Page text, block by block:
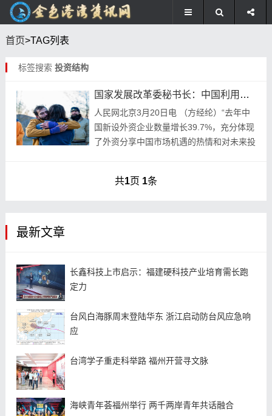
首页>TAG列表
标签搜索 投资结构
国家发展改革委秘书长：中国利用外资结构持续优化
人民网北京3月20日电 （方经纶）“去年中
国新设外资企业数量增长39.7%，充分体现
了外资分享中国市场机遇的热情和对未来投
共1页 1条
最新文章
长鑫科技上市启示：福建硬科技产业培育需长跑
定力
台风白海豚周末登陆华东 浙江启动防台风应急响
应
台湾学子重走科举路 福州开营寻文脉
海峡青年荟福州举行 两千两岸青年共话融合